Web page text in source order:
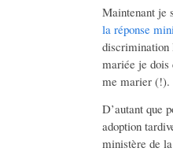
Maintenant je
la réponse
discrimination
mariée je dois
me marier (!).
D’autant que
adoption
ministère de